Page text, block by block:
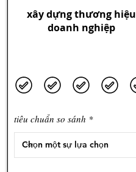
xây dựng thương hiệu
doanh nghiệp
tiêu chuẩn so sánh